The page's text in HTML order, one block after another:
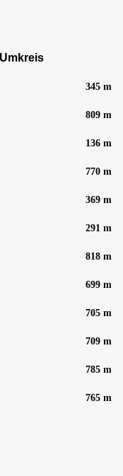
345 m
809 m
136 m
770 m
369 m
291 m
818 m
699 m
705 m
709 m
785 m
765 m